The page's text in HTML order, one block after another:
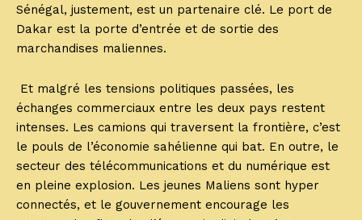
Sénégal, justement, est un partenaire clé. Le port de
Dakar est la porte d’entrée et de sortie des
marchandises maliennes.
Et malgré les tensions politiques passées, les
échanges commerciaux entre les deux pays restent
intenses. Les camions qui traversent la frontière, c’est
le pouls de l’économie sahélienne qui bat. En outre, le
secteur des télécommunications et du numérique est
en pleine explosion. Les jeunes Maliens sont hyper
connectés, et le gouvernement encourage les